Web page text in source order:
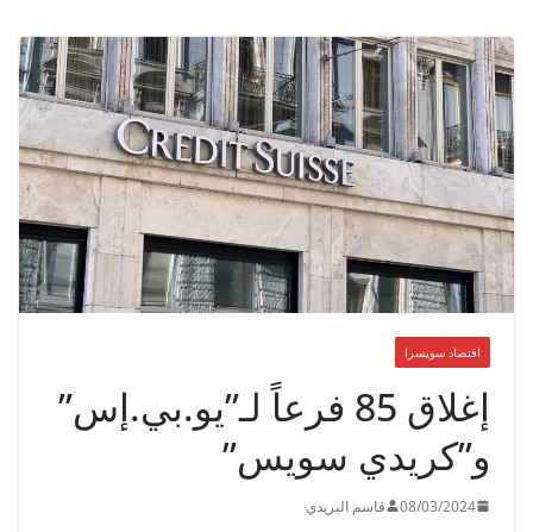
اقتصاد سويسرا
إغلاق 85 فرعاً لـ”يو.بي.إس”
و”كريدي سويس”
08/03/2024 قاسم البريدي